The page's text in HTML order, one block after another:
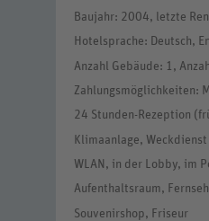
Baujahr: 2004, letzte
Hotelsprache: Deutsch,
Anzahl Gebäude: 1,
Zahlungsmöglichkeiten:
24 Stunden-Rezeption
Klimaanlage, Weckdienst
WLAN, in der Lobby, im
Aufenthaltsraum,
Souvenirshop, Friseur